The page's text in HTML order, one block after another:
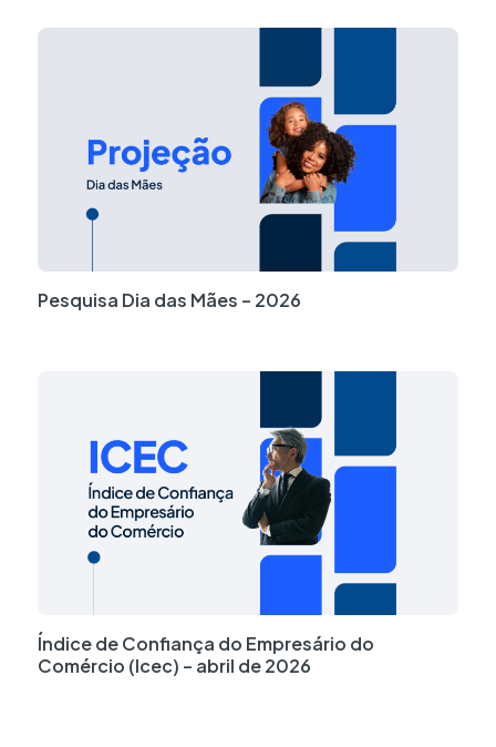
Pesquisa Dia das Mães – 2026
Índice de Confiança do Empresário do
Comércio (Icec) – abril de 2026